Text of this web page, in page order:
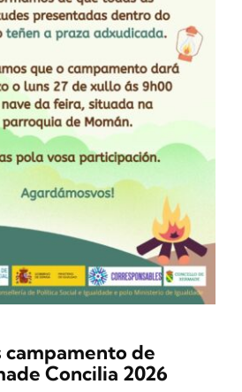
campamento de
Concilia 2026